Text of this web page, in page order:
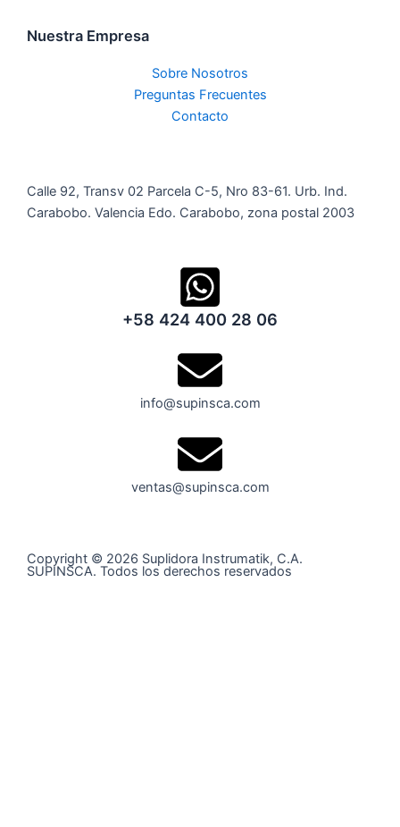
Nuestra Empresa
Sobre Nosotros
Preguntas Frecuentes
Contacto
Calle 92, Transv 02 Parcela C-5, Nro 83-61. Urb. Ind.
Carabobo. Valencia Edo. Carabobo, zona postal 2003
+58 424 400 28 06
info@supinsca.com
ventas@supinsca.com
Copyright © 2026 Suplidora Instrumatik, C.A.
SUPINSCA. Todos los derechos reservados